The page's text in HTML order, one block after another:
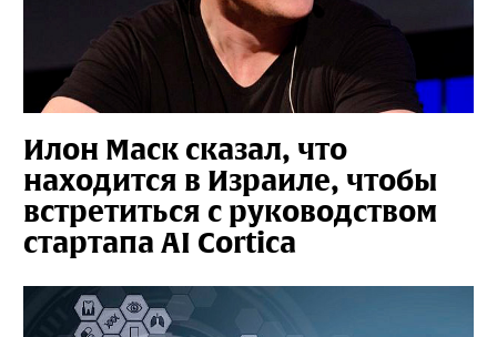
Илон Маск сказал, что
находится в Израиле, чтобы
встретиться с руководством
стартапа AI Cortica